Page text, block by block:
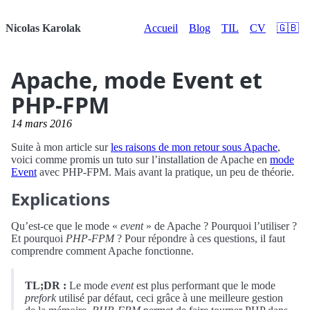
Nicolas Karolak Accueil Blog TIL CV 🇬🇧
Apache, mode Event et
PHP-FPM
14 mars 2016
Suite à mon article surles raisons de mon retour sous Apache,
voici comme promis un tuto sur l’installation de Apache en mode
Event avec PHP-FPM. Mais avant la pratique, un peu de théorie.
Explications
Qu’est-ce que le mode « event» de Apache ? Pourquoi l’utiliser ?
Et pourquoi PHP-FPM? Pour répondre à ces questions, il faut
comprendre comment Apache fonctionne.
TL;DR : Le mode eventest plus performant que le mode
preforkutilisé par défaut, ceci grâce à une meilleure gestion